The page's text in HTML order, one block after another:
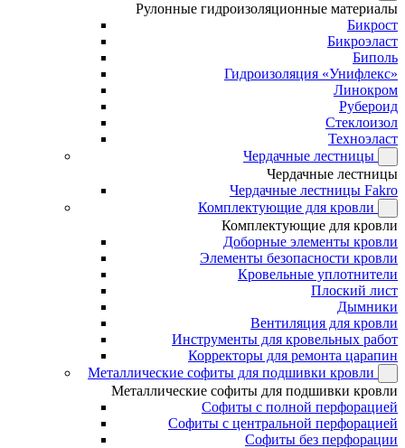
Рулонные гидроизоляционные материалы
Бикрост
Бикроэласт
Биполь
Гидроизоляция «Унифлекс»
Линокром
Рубероид
Стеклоизол
Техноэласт
Чердачные лестницы
Чердачные лестницы
Чердачные лестницы Fakro
Комплектующие для кровли
Комплектующие для кровли
Доборные элементы кровли
Элементы безопасности кровли
Кровельные уплотнители
Плоский лист
Дымники
Вентиляция для кровли
Инструменты для кровельных работ
Корректоры для ремонта царапин
Металлические софиты для подшивки кровли
Металлические софиты для подшивки кровли
Софиты с полной перфорацией
Софиты с центральной перфорацией
Софиты без перфорации